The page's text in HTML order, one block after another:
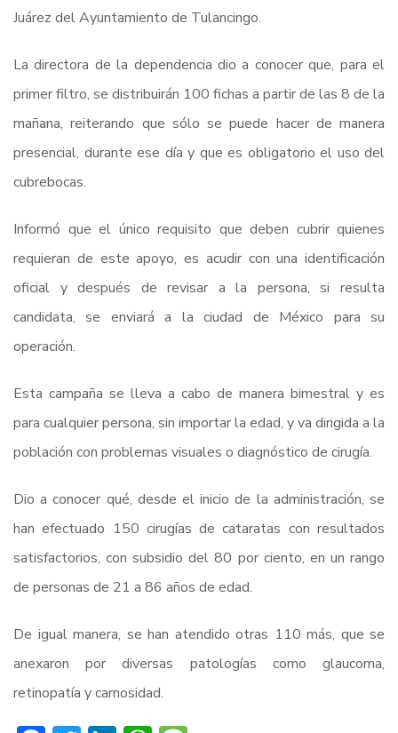
Juárez del Ayuntamiento de Tulancingo.
La directora de la dependencia dio a conocer que, para el
primer filtro, se distribuirán 100 fichas a partir de las 8 de la
mañana, reiterando que sólo se puede hacer de manera
presencial, durante ese día y que es obligatorio el uso del
cubrebocas.
Informó que el único requisito que deben cubrir quienes
requieran de este apoyo, es acudir con una identificación
oficial y después de revisar a la persona, si resulta
candidata, se enviará a la ciudad de México para su
operación.
Esta campaña se lleva a cabo de manera bimestral y es
para cualquier persona, sin importar la edad, y va dirigida a la
población con problemas visuales o diagnóstico de cirugía.
Dio a conocer qué, desde el inicio de la administración, se
han efectuado 150 cirugías de cataratas con resultados
satisfactorios, con subsidio del 80 por ciento, en un rango
de personas de 21 a 86 años de edad.
De igual manera, se han atendido otras 110 más, que se
anexaron por diversas patologías como glaucoma,
retinopatía y carnosidad.